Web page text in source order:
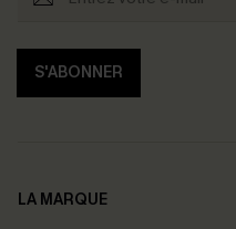
S'ABONNER
LA MARQUE